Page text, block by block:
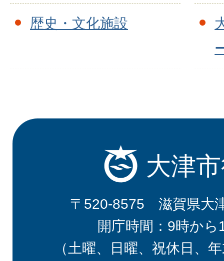
歴史・文化施設
大津
〒520-8575 滋賀県大
開庁時間：9時から
（土曜、日曜、祝休日、